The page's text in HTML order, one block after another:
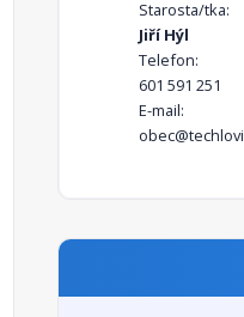
Starosta/tka:
Jiří Hýl
Telefon:
601 591 251
E-mail: